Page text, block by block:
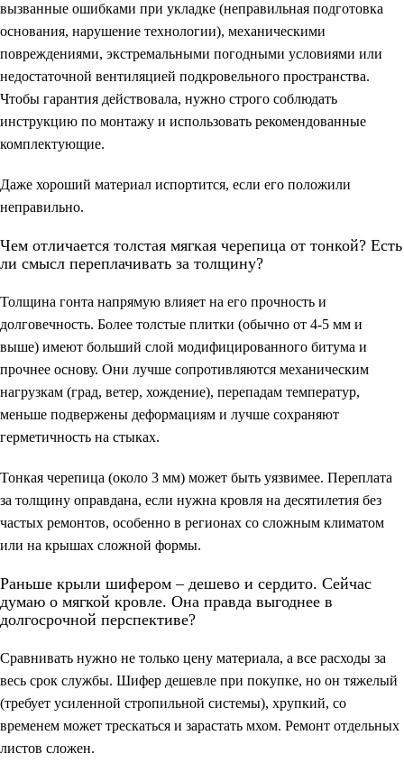
вызванные ошибками при укладке (неправильная подготовка
основания, нарушение технологии), механическими
повреждениями, экстремальными погодными условиями или
недостаточной вентиляцией подкровельного пространства.
Чтобы гарантия действовала, нужно строго соблюдать
инструкцию по монтажу и использовать рекомендованные
комплектующие.
Даже хороший материал испортится, если его положили
неправильно.
Чем отличается толстая мягкая черепица от тонкой? Есть
ли смысл переплачивать за толщину?
Толщина гонта напрямую влияет на его прочность и
долговечность. Более толстые плитки (обычно от 4-5 мм и
выше) имеют больший слой модифицированного битума и
прочнее основу. Они лучше сопротивляются механическим
нагрузкам (град, ветер, хождение), перепадам температур,
меньше подвержены деформациям и лучше сохраняют
герметичность на стыках.
Тонкая черепица (около 3 мм) может быть уязвимее. Переплата
за толщину оправдана, если нужна кровля на десятилетия без
частых ремонтов, особенно в регионах со сложным климатом
или на крышах сложной формы.
Раньше крыли шифером – дешево и сердито. Сейчас
думаю о мягкой кровле. Она правда выгоднее в
долгосрочной перспективе?
Сравнивать нужно не только цену материала, а все расходы за
весь срок службы. Шифер дешевле при покупке, но он тяжелый
(требует усиленной стропильной системы), хрупкий, со
временем может трескаться и зарастать мхом. Ремонт отдельных
листов сложен.